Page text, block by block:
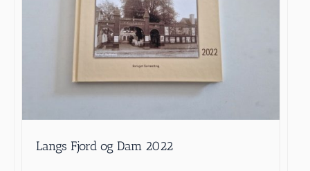
Langs Fjord og Dam 2022